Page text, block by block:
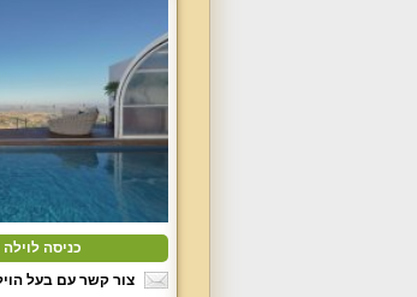
כניסה לוילה AQUA בוטיק
צור קשר עם בעל